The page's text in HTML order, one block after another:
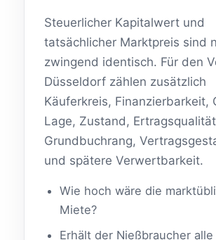
Steuerlicher Kapitalwert und
tatsächlicher Marktpreis sind
zwingend identisch. Für den
Düsseldorf zählen zusätzlich
Käuferkreis, Finanzierbarkeit,
Lage, Zustand,
Grundbuchrang,
und spätere Verwertbarkeit.
Wie hoch wäre die
Miete?
Erhält der Nießbraucher alle